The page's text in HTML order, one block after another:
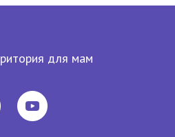
для мам